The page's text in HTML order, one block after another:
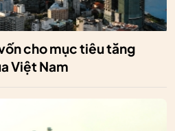
cho mục tiêu tăng
Việt Nam